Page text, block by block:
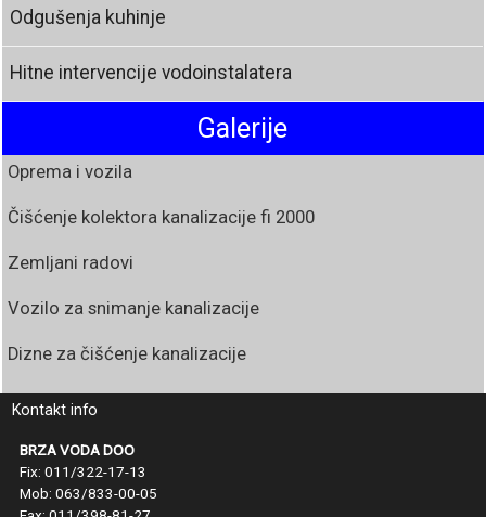
Odgušenja kuhinje
Hitne intervencije vodoinstalatera
Galerije
Oprema i vozila
Čišćenje kolektora kanalizacije fi 2000
Zemljani radovi
Vozilo za snimanje kanalizacije
Dizne za čišćenje kanalizacije
Kontakt info
BRZA VODA DOO
Fix: 011/322-17-13
Mob: 063/833-00-05